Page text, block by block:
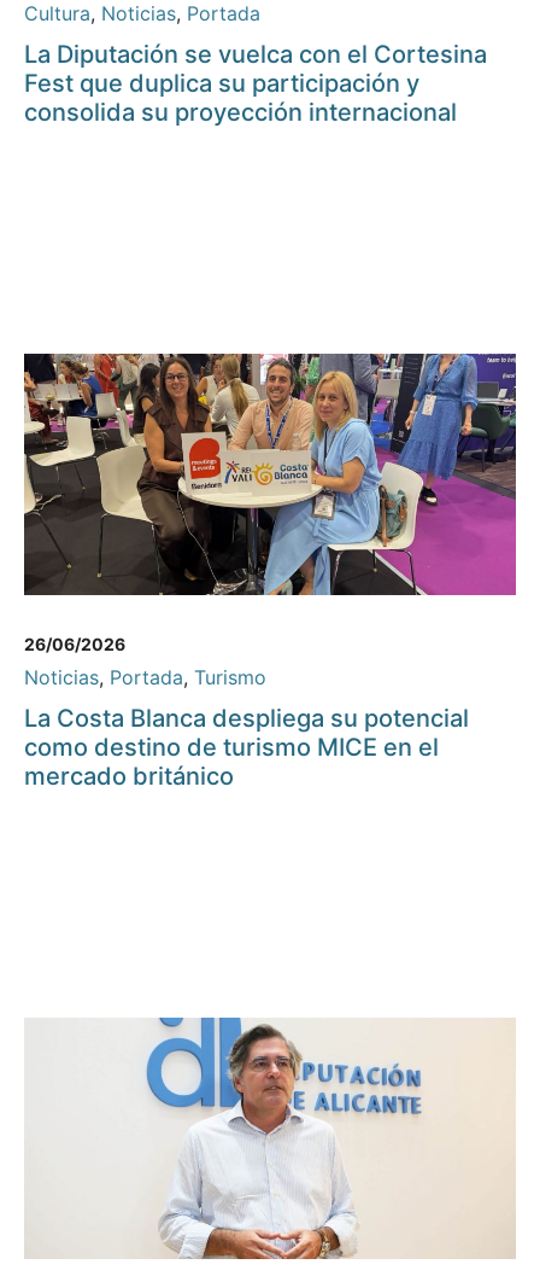
Cultura, Noticias, Portada
La Diputación se vuelca con el Cortesina
Fest que duplica su participación y
consolida su proyección internacional
26/06/2026
Noticias, Portada, Turismo
La Costa Blanca despliega su potencial
como destino de turismo MICE en el
mercado británico